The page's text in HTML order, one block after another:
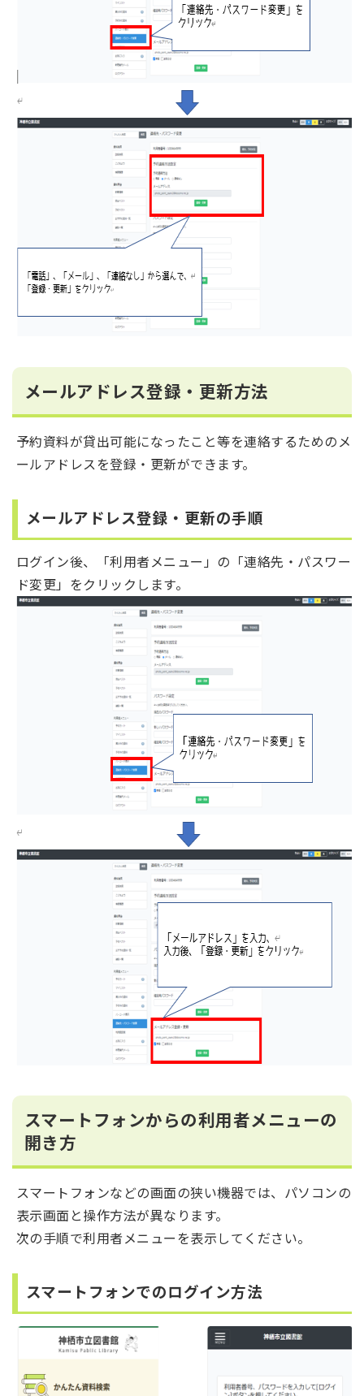
メールアドレス登録・更新方法
予約資料が貸出可能になったこと等を連絡するためのメ
ールアドレスを登録・更新ができます。
メールアドレス登録・更新の手順
ログイン後、「利用者メニュー」の「連絡先・パスワー
ド変更」をクリックします。
スマートフォンからの利用者メニューの
開き方
スマートフォンなどの画面の狭い機器では、パソコンの
表示画面と操作方法が異なります。
次の手順で利用者メニューを表示してください。
スマートフォンでのログイン方法